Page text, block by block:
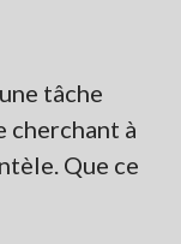
tâche
à
Que ce